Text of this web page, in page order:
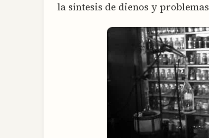
la síntesis de dienos y